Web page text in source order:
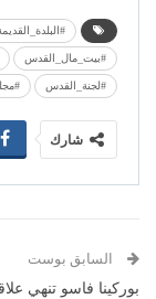
#بيت_مال_القدس
#لجنة_القدس
شارك
السابق بوست
بوركينا فاسو تنهي